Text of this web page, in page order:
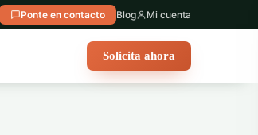
Ponte en contacto Blog Mi cuenta
Solicita ahora